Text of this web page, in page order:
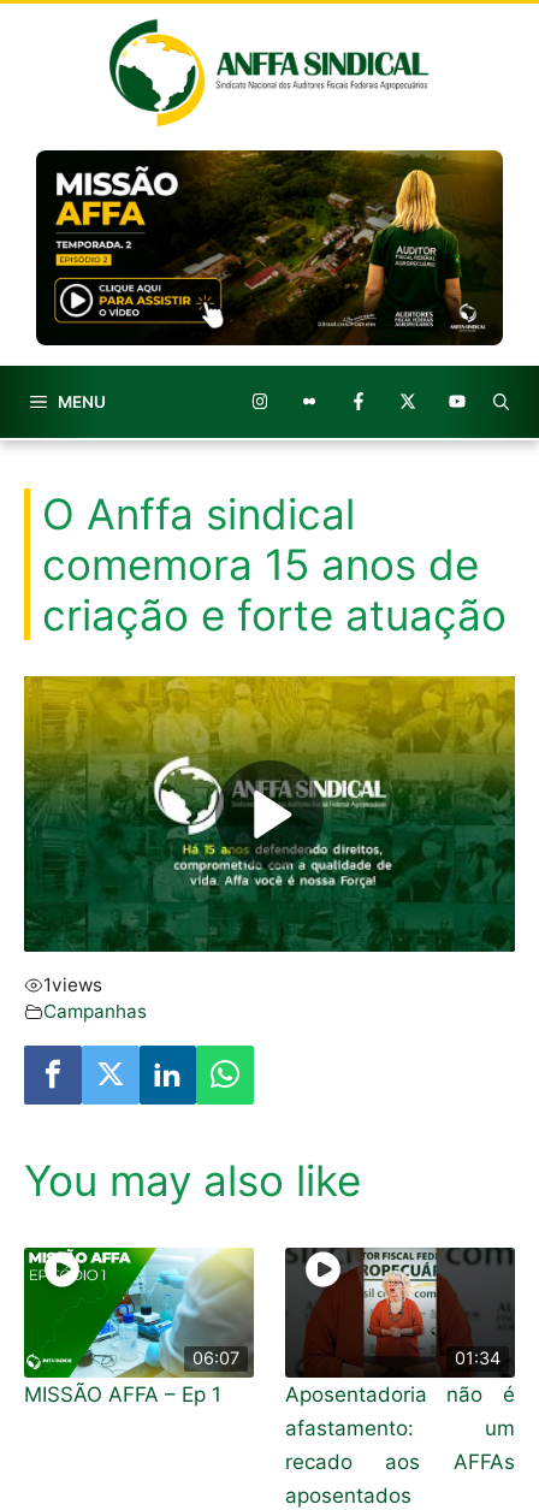
MENU
O Anffa sindical
comemora 15 anos de
criação e forte atuação
1views
Campanhas
You may also like
06:07
MISSÃO AFFA – Ep 1
01:34
Aposentadoria não é
afastamento: um
recado aos AFFAs
aposentados